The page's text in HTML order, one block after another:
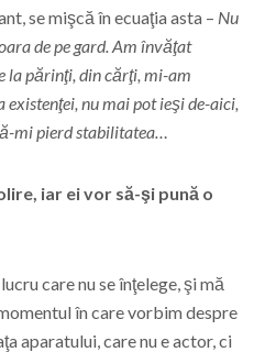
se mişcă în ecuaţia asta – Nu
de pe gard. Am învăţat
la părinţi, din cărţi, mi-am
nu mai pot ieşi de-aici,
mi pierd stabilitatea…
iar ei vor să-şi pună o
care nu se înţelege, şi mă
în care vorbim despre
aparatului, care nu e actor, ci